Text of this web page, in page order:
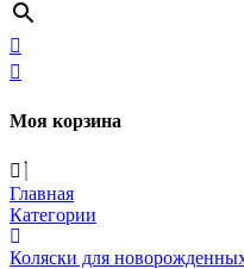
Моя корзина
Главная
Категории
Коляски для